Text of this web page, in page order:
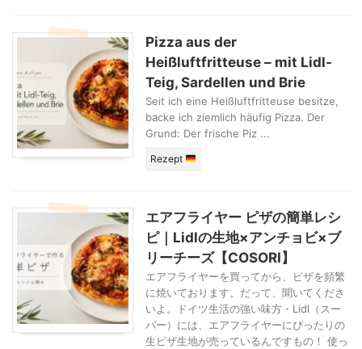
Pizza aus der
Heißluftfritteuse – mit Lidl-
Teig, Sardellen und Brie
Seit ich eine Heißluftfritteuse besitze,
backe ich ziemlich häufig Pizza. Der
Grund: Der frische Piz ...
Rezept
エアフライヤー ピザの簡単レシ
ピ｜Lidlの生地×アンチョビ×ブ
リーチーズ【COSORI】
エアフライヤーを買ってから、ピザを頻繁
に焼いております。だって、聞いてくださ
いよ。ドイツ生活の強い味方・Lidl（スー
パー）には、エアフライヤーにぴったりの
生ピザ生地が売っているんですもの！ 使っ